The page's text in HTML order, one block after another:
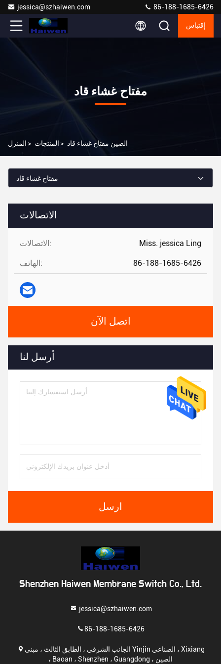
jessica@szhaiwen.com 86-188-1685-6426
إقتباس
مفتاح غشاء قاد
المنزل > المنتجات > الصين مفتاح غشاء قاد
الاتصالات
الاتصالات: Miss. jessica Ling
الهاتف: 86-188-1685-6426
اتصل الآن
أرسل لنا
ارسل
مفتاح غشاء قاد
Shenzhen Haiwen Membrane Switch Co., Ltd.
jessica@szhaiwen.com
86-188-1685-6426
الجانب الشرقي ، الطابق الثالث ، مبنى Yinjin الصناعي ، Xixiang
، Baoan ، Shenzhen ، Guangdong ، الصين